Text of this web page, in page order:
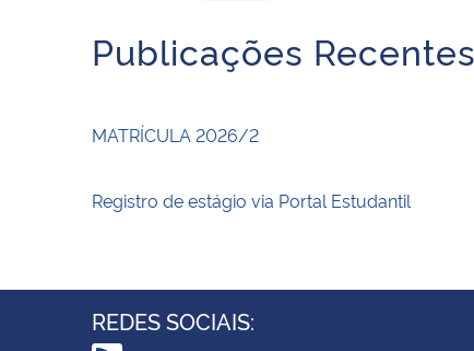
Publicações Recentes
MATRÍCULA 2026/2
Registro de estágio via Portal Estudantil
REDES SOCIAIS: